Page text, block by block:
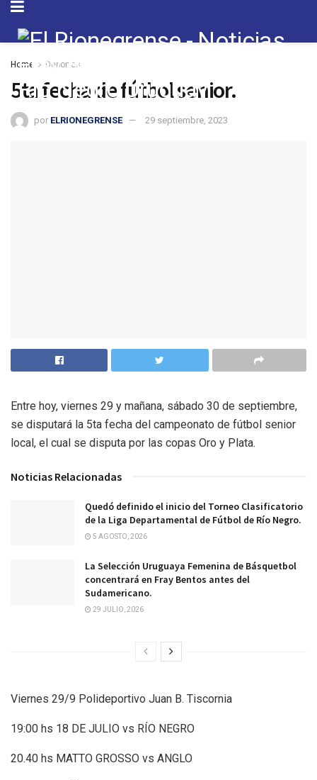
Home Deportes
5ta fecha de fútbol senior.
por ELRIONEGRENSE 29 septiembre, 2023
Entre hoy, viernes 29 y mañana, sábado 30 de septiembre,
se disputará la 5ta fecha del campeonato de fútbol senior
local, el cual se disputa por las copas Oro y Plata.
Noticias Relacionadas
Quedó definido el inicio del Torneo Clasificatorio
de la Liga Departamental de Fútbol de Río Negro.
5 AGOSTO, 2026
La Selección Uruguaya Femenina de Básquetbol
concentrará en Fray Bentos antes del
Sudamericano.
29 JULIO, 2026
Viernes 29/9 Polideportivo Juan B. Tiscornia
19:00 hs 18 DE JULIO vs RÍO NEGRO
20.40 hs MATTO GROSSO vs ANGLO